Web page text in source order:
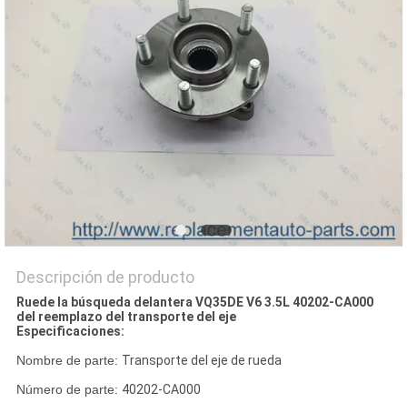
Descripción de producto
Ruede la búsqueda delantera VQ35DE V6 3.5L 40202-CA000
del reemplazo del transporte del eje
Especificaciones:
Nombre de parte: Transporte del eje de rueda
Número de parte: 40202-CA000